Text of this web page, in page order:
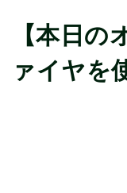
【本日
ァイヤを